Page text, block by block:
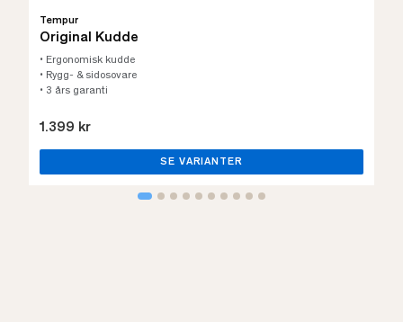
Tempur
Original Kudde
• Ergonomisk kudde
• Rygg- & sidosovare
• 3 års garanti
1.399 kr
SE VARIANTER